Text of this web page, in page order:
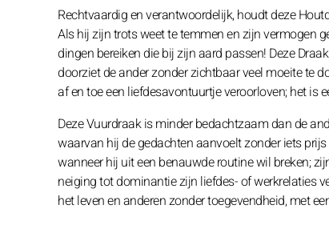
Rechtvaardig en verantwoordelijk, houdt deze
Als hij zijn trots weet te temmen en zijn vermogen
dingen bereiken die bij zijn aard passen! Deze
doorziet de ander zonder zichtbaar veel moeite te
af en toe een liefdesavontuurtje veroorloven; het is
Deze Vuurdraak is minder bedachtzaam dan de
waarvan hij de gedachten aanvoelt zonder iets
wanneer hij uit een benauwde routine wil breken;
neiging tot dominantie zijn liefdes- of werkrelaties
het leven en anderen zonder toegevendheid, met